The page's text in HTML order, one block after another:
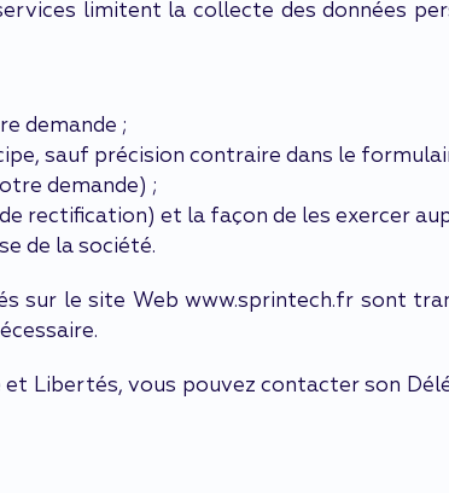
limitent la collecte des données
demande ;
sauf précision contraire dans le
demande) ;
rectification) et la façon de les exercer
de la société.
sur le site Web www.sprintech.fr sont
Libertés, vous pouvez contacter son